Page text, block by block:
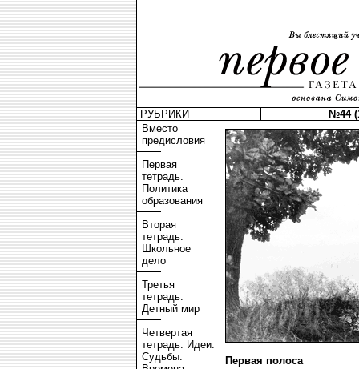
РУБРИКИ
№44
Вместо
предисловия
Первая
тетрадь.
Политика
образования
Вторая
тетрадь.
Школьное
дело
Третья
тетрадь.
Детный мир
Четвертая
тетрадь. Идеи.
Судьбы.
Первая полоса